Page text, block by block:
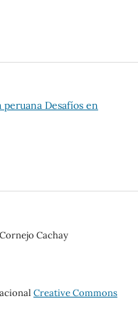
Desafíos en
Cachay
Creative Commons